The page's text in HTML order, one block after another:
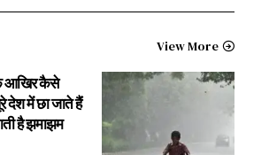
View More
आखिर कैसे
देश में छा जाते हैं
है झमाझम